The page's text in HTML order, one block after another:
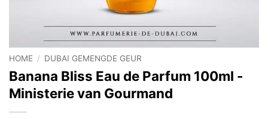
HOME / DUBAI GEMENGDE GEUR
Banana Bliss Eau de Parfum 100ml -
Ministerie van Gourmand